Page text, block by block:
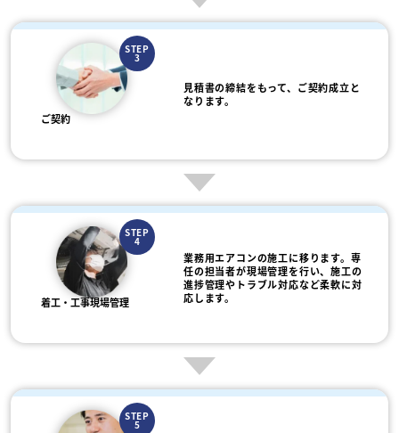
STEP
3
ご契約
見積書の締結をもって、ご契約成立と
なります。
STEP
4
着工・工事現場管理
業務用エアコンの施工に移ります。専
任の担当者が現場管理を行い、施工の
進捗管理やトラブル対応など柔軟に対
応します。
STEP
5